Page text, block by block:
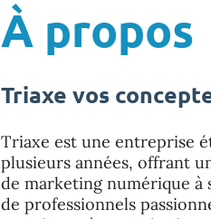
À propos
Triaxe vos
Triaxe est une entreprise
plusieurs années, offrant
de marketing numérique à
de professionnels